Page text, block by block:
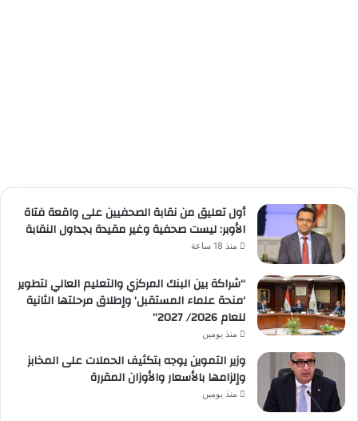
أول تعليق من نقابة الصحفيين على واقعة فتاة
الأوبر: ليست صحفية وغير مقيدة بجداول النقابة
منذ 18 ساعة
“شراكة بين البنك المركزي والتعليم العالي لتطوير
‘منحة علماء المستقبل’ وإطلاق مرحلتها الثانية
للعام 2026/ 2027”
منذ يومين
وزير التموين يوجه بتكثيف الحملات على المخابز
وإلزامها بالأسعار والأوزان المقررة
منذ يومين